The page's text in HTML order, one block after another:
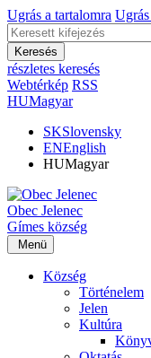
Ugrás a tartalomra
Keresés
részletes keresés
Webtérkép RSS
HUMagyar
SKSlovensky
ENEnglish
HUMagyar
Obec Jelenec
Gímes község
Menü
Község
Történelem
Jelen
Kultúra